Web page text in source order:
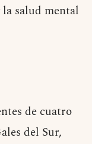
salud mental
de cuatro
del Sur,